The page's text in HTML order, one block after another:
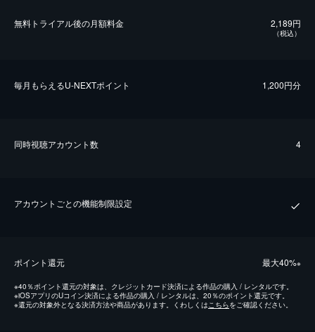
無料トライアル後の⽉額料金 2,189円
（税込）
毎⽉もらえるU-NEXTポイント 1,200円分
同時視聴アカウント数 4
アカウントごとの機能制限設定
ポイント還元 最⼤40%※
※40％ポイント還元の対象は、クレジットカード決済による作品の購入 / レンタルです。
※iOSアプリのUコイン決済による作品の購入 / レンタルは、20％のポイント還元です。
※還元の対象外となる決済方法や商品があります。くわしくはこちらをご確認ください。